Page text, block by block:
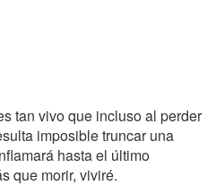
tan vivo que incluso al perder
imposible truncar una
hasta el último
que morir, viviré.